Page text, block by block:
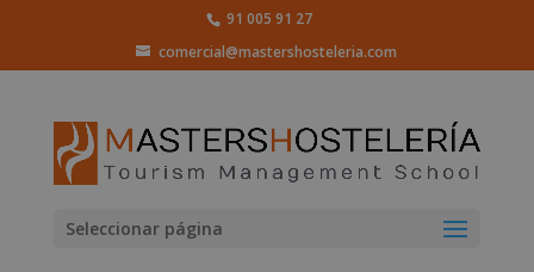
91 005 91 27
comercial@mastershosteleria.com
Seleccionar página